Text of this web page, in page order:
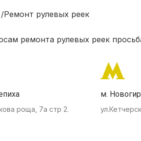
Ремонт рулевых реек
ремонта рулевых реек
роща, 7а стр 2.
м.